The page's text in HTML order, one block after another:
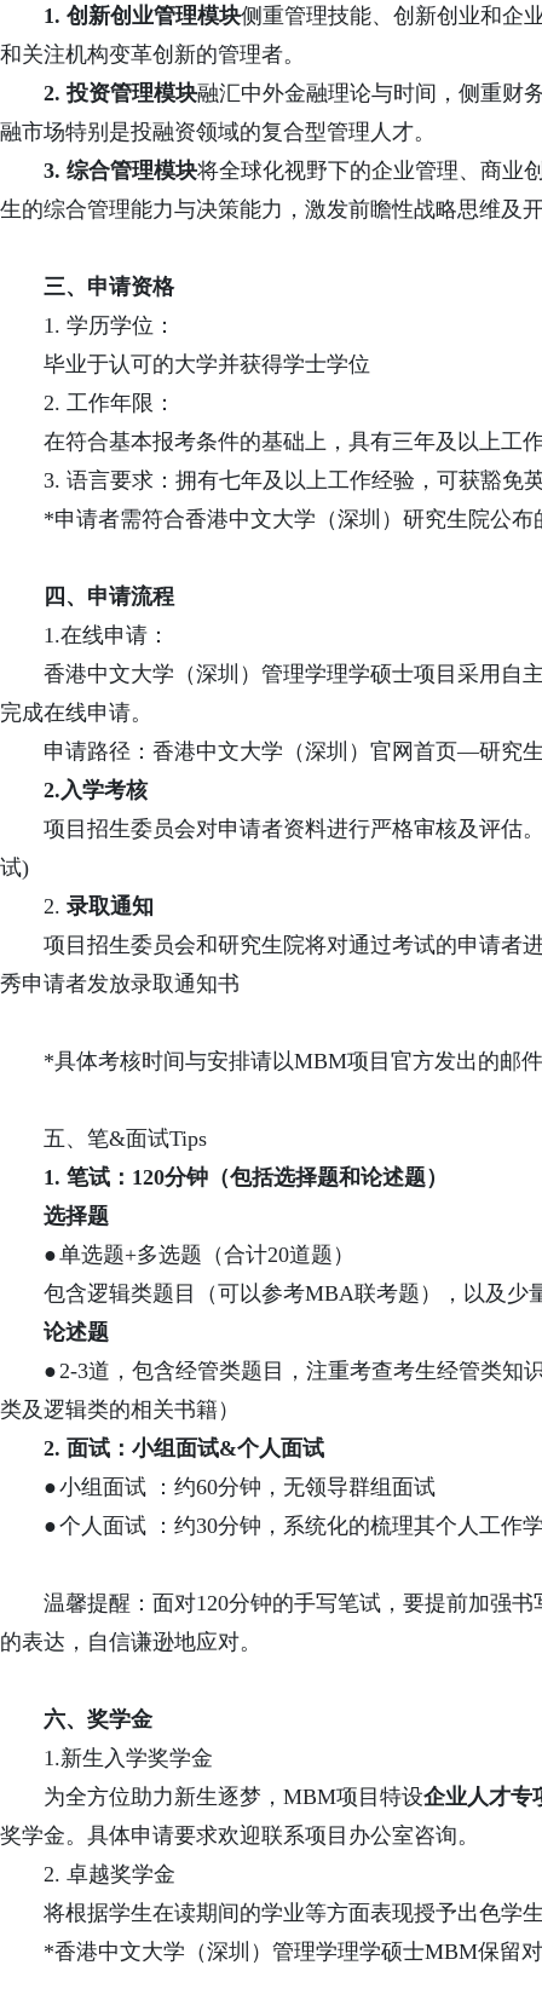
1. 创新创业管理模块侧重管理技能、创新创业和企
和关注机构变革创新的管理者。
2.投资管理模块融汇中外金融理论与时间，侧重财
融市场特别是投融资领域的复合型管理人才。
3. 综合管理模块将全球化视野下的企业管理、商业
生的综合管理能力与决策能力，激发前瞻性战略思维及
三、申请资格
1. 学历学位：
毕业于认可的大学并获得学士学位
2. 工作年限：
在符合基本报考条件的基础上，具有三年及以上工
3. 语言要求：拥有七年及以上工作经验，可获豁免
*申请者需符合香港中文大学（深圳）研究生院公布
四、申请流程
1.在线申请：
香港中文大学（深圳）管理学理学硕士项目采用自
完成在线申请。
申请路径：香港中文大学（深圳）官网首页—研究
2.入学考核
项目招生委员会对申请者资料进行严格审核及评估
试)
2. 录取通知
项目招生委员会和研究生院将对通过考试的申请者
秀申请者发放录取通知书
*具体考核时间与安排请以MBM项目官方发出的邮
五、 笔&面试Tips
1. 笔试： 120分钟（包括选择题和论述题）
选择题
●单选题+多选题（合计20道题）
包含逻辑类题目（可以参考MBA联考题），以及少
论述题
●2-3道，包含经管类题目，注重考查考生经管类知
类及逻辑类的相关书籍）
2. 面试 ： 小组面试&个人面试
●小组面试 ： 约60分钟，无领导群组面试
●个人面试 ： 约30分钟，系统化的梳理其个人工作
温馨提醒：面对120分钟的手写笔试，要提前加强
的表达，自信谦逊地应对。
六、 奖学金
1.新生入学奖学金
为全方位助力新生逐梦，MBM项目特设企业人才专
奖学金。具体申请要求欢迎联系项目办公室咨询。
2. 卓越奖学金
将根据学生在读期间的学业等方面表现授予出色学
*香港中文大学（深圳）管理学理学硕士MBM保留